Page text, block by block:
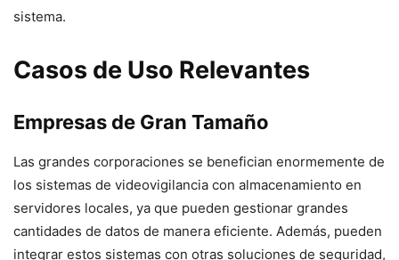
sistema.
Casos de Uso Relevantes
Empresas de Gran Tamaño
Las grandes corporaciones se benefician enormemente de
los sistemas de videovigilancia con almacenamiento en
servidores locales, ya que pueden gestionar grandes
cantidades de datos de manera eficiente. Además, pueden
integrar estos sistemas con otras soluciones de seguridad,